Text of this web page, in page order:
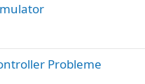
Probleme